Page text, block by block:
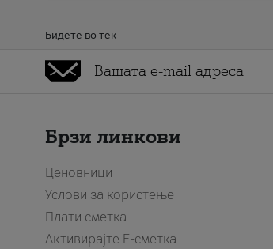
Бидете во тек
Брзи линкови
Ценовници
Услови за користење
Плати сметка
Активирајте Е-сметка